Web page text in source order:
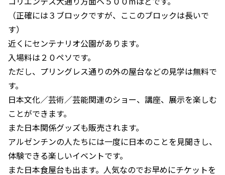
（正確には３ブロックですが、ここのブロックは長いで
す）
近くにセンテナリオ公園があります。
入場料は２０ペソです。
ただし、プリングレス通りの外の屋台などの見学は無料で
す。
日本文化／芸術／芸能関連のショー、講座、展示を楽しむ
ことができます。
また日本関係グッズも販売されます。
アルゼンチンの人たちには一度に日本のことを見聞きし、
体験できる楽しいイベントです。
また日本食屋台も出ます。人気なのでお早めにチケットを